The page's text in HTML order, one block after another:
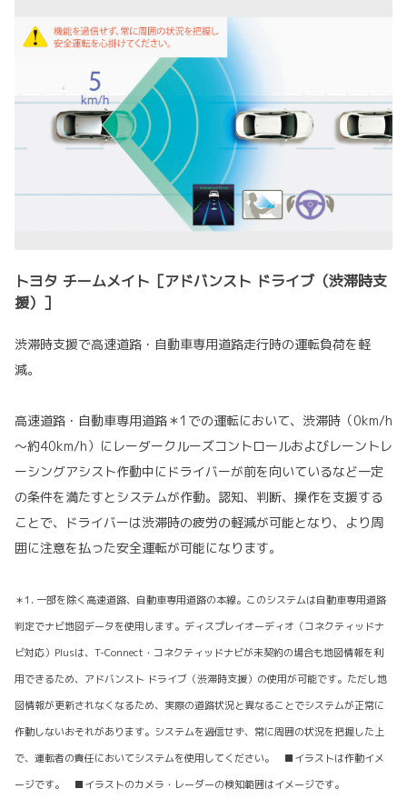
トヨタ チームメイト［アドバンスト ドライブ（渋滞時支
援）］
渋滞時支援で高速道路・自動車専用道路走行時の運転負荷を軽
減。
高速道路・自動車専用道路＊1での運転において、渋滞時（0km/h
～約40km/h）にレーダークルーズコントロールおよびレーントレ
ーシングアシスト作動中にドライバーが前を向いているなど一定
の条件を満たすとシステムが作動。認知、判断、操作を支援する
ことで、ドライバーは渋滞時の疲労の軽減が可能となり、より周
囲に注意を払った安全運転が可能になります。
＊1. 一部を除く高速道路、自動車専用道路の本線。このシステムは自動車専用道路
判定でナビ地図データを使用します。ディスプレイオーディオ（コネクティッドナ
ビ対応）Plusは、T-Connect・コネクティッドナビが未契約の場合も地図情報を利
用できるため、アドバンスト ドライブ（渋滞時支援）の使用が可能です。ただし地
図情報が更新されなくなるため、実際の道路状況と異なることでシステムが正常に
作動しないおそれがあります。システムを過信せず、常に周囲の状況を把握した上
で、運転者の責任においてシステムを使用してください。 ■イラストは作動イメ
ージです。 ■イラストのカメラ・レーダーの検知範囲はイメージです。